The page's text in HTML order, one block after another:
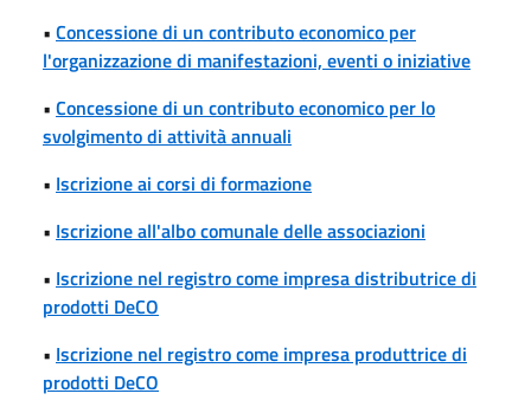
• Concessione di un contributo economico per
l'organizzazione di manifestazioni, eventi o iniziative
• Concessione di un contributo economico per lo
svolgimento di attività annuali
• Iscrizione ai corsi di formazione
• Iscrizione all'albo comunale delle associazioni
• Iscrizione nel registro come impresa distributrice di
prodotti DeCO
• Iscrizione nel registro come impresa produttrice di
prodotti DeCO